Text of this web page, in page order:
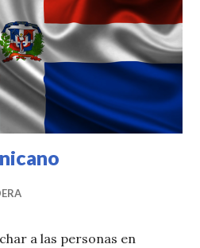
a las personas en